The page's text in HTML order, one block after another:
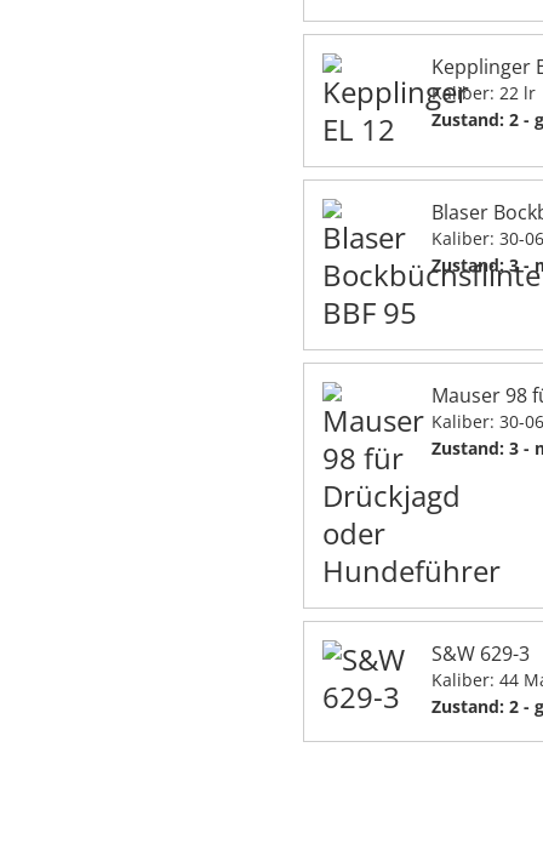
Kepplinger
Kaliber: 22 lr
Zustand: 2 -
Blaser
Kaliber: 30-
Zustand: 3 -
Mauser 98
Kaliber: 30-06
Zustand: 3 -
S&W 629-3
Kaliber: 44
Zustand: 2 -